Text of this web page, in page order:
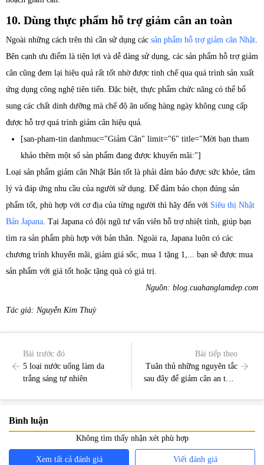
10. Dùng thực phẩm hỗ trợ giảm cân an toàn
Ngoài những cách trên thì cần sử dụng các sản phẩm hỗ trợ giảm cân Nhật
Bên cạnh ưu điểm là tiện lợi và dễ dàng sử dụng, các sản phẩm hỗ trợ giảm
cân cũng đem lại hiệu quả rất tốt nhờ được tinh chế qua quá trình sản xuất
ứng dụng công nghệ tiên tiến. Đặc biệt, thực phẩm chức năng có thể bổ
sung các chất dinh dưỡng mà chế độ ăn uống hàng ngày không cung cấp
được hỗ trợ quá trình giảm cân hiệu quả.
[san-pham-tin danhmuc="Giảm Cân" limit="6" title="Mời bạn tham
khảo thêm một số sản phẩm đang được khuyến mãi:"]
Loại sản phẩm giảm cân Nhật Bản tốt là phải đảm bảo được sức khỏe, tâm
lý và đáp ứng nhu cầu của người sử dụng. Để đảm bảo chọn đúng sản
phẩm tốt, phù hợp với cơ địa của từng người thì hãy đến với Siêu thị Nhật
Bản Japana . Tại Japana có đội ngũ tư vấn viên hỗ trợ nhiệt tình, giúp bạn
tìm ra sản phẩm phù hợp với bản thân. Ngoài ra, Japana luôn có các
chương trình khuyến mãi, giảm giá sốc, mua 1 tặng 1,... bạn sẽ được mua
sản phẩm với giá tốt hoặc tặng quà có giá trị.
Nguồn: blog.cuahanglamdep.com
Tác giả: Nguyễn Kim Thuỳ
Bài trước đó
5 loại nước uống làm da
trắng sáng tự nhiên
Bài tiếp theo
Tuân thủ những nguyên tắc
sau đây để giảm cân an toàn
Bình luận
Không tìm thấy nhận xét phù hợp
Xem tất cả đánh giá Viết đánh giá